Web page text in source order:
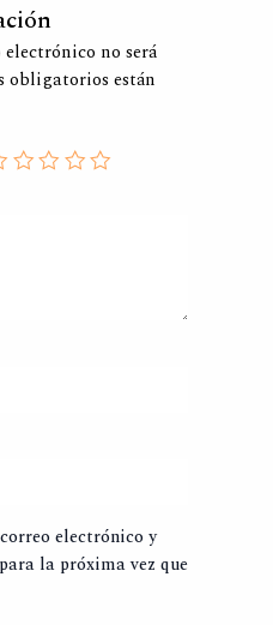
no será
obligatorios están
electrónico y
la próxima vez que